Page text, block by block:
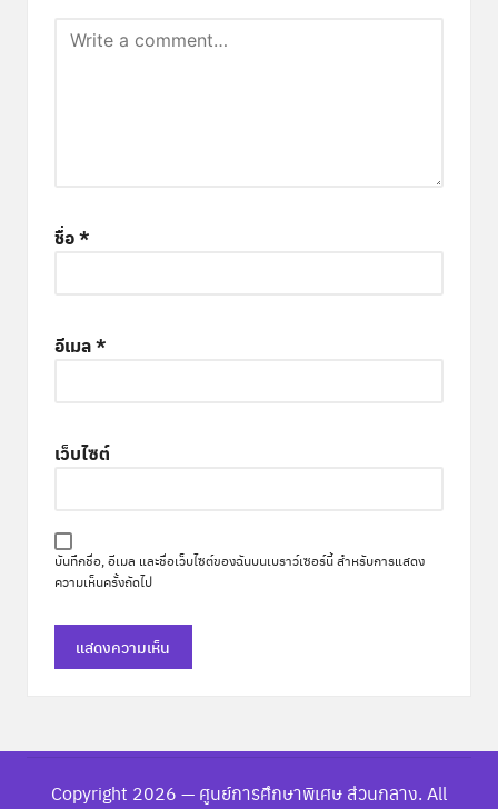
ชื่อ*
อีเมล*
เว็บไซต์
บันทึกชื่อ, อีเมล และชื่อเว็บไซต์ของฉันบนเบราว์เซอร์นี้ สำหรับการแสดง
ความเห็นครั้งถัดไป
Copyright 2026 — ศูนย์การศึกษาพิเศษ ส่วนกลาง. All